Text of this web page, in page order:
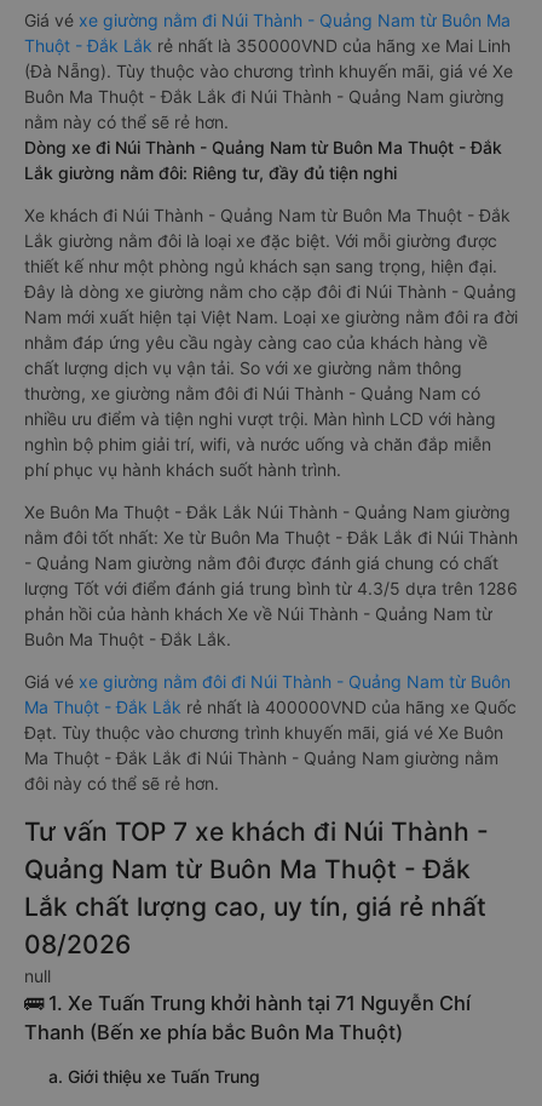
với điểm đánh giá trung bình từ 4.5/5 dựa trên 7567 phản hồi
của hành khách Xe về Núi Thành - Quảng Nam từ Buôn Ma
Thuột - Đắk Lắk.
Giá véxe giường nằm đi Núi Thành - Quảng Nam từ Buôn Ma
Thuột - Đắk Lắkrẻ nhất là 350000VND của hãng xe Mai Linh
(Đà Nẵng). Tùy thuộc vào chương trình khuyến mãi, giá vé Xe
Buôn Ma Thuột - Đắk Lắk đi Núi Thành - Quảng Nam giường
nằm này có thể sẽ rẻ hơn.
Dòng xe đi Núi Thành - Quảng Nam từ Buôn Ma Thuột - Đắk
Lắk giường nằm đôi: Riêng tư, đầy đủ tiện nghi
Xe khách đi Núi Thành - Quảng Nam từ Buôn Ma Thuột - Đắk
Lắk giường nằm đôi là loại xe đặc biệt. Với mỗi giường được
thiết kế như một phòng ngủ khách sạn sang trọng, hiện đại.
Đây là dòng xe giường nằm cho cặp đôi đi Núi Thành - Quảng
Nam mới xuất hiện tại Việt Nam. Loại xe giường nằm đôi ra đời
nhằm đáp ứng yêu cầu ngày càng cao của khách hàng về
chất lượng dịch vụ vận tải. So với xe giường nằm thông
thường, xe giường nằm đôi đi Núi Thành - Quảng Nam có
nhiều ưu điểm và tiện nghi vượt trội. Màn hình LCD với hàng
nghìn bộ phim giải trí, wifi, và nước uống và chăn đắp miễn
phí phục vụ hành khách suốt hành trình.
Xe Buôn Ma Thuột - Đắk Lắk Núi Thành - Quảng Nam giường
nằm đôi tốt nhất: Xe từ Buôn Ma Thuột - Đắk Lắk đi Núi Thành
- Quảng Nam giường nằm đôi được đánh giá chung có chất
lượng Tốt với điểm đánh giá trung bình từ 4.3/5 dựa trên 1286
phản hồi của hành khách Xe về Núi Thành - Quảng Nam từ
Buôn Ma Thuột - Đắk Lắk.
Giá véxe giường nằm đôi đi Núi Thành - Quảng Nam từ Buôn
Ma Thuột - Đắk Lắk rẻ nhất là 400000VND của hãng xe Quốc
Đạt. Tùy thuộc vào chương trình khuyến mãi, giá vé Xe Buôn
Ma Thuột - Đắk Lắk đi Núi Thành - Quảng Nam giường nằm
đôi này có thể sẽ rẻ hơn.
Tư vấn TOP 7 xe khách đi Núi Thành -
Quảng Nam từ Buôn Ma Thuột - Đắk
Lắk chất lượng cao, uy tín, giá rẻ nhất
08/2026
🚌 1. Xe Tuấn Trung khởi hành tại 71 Nguyễn Chí